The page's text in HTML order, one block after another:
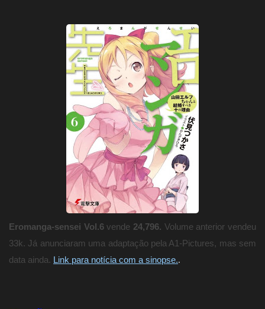
Eromanga-sensei Vol.6 vende 24,796. Volume anterior vendeu
33k. Já anunciaram uma adaptação pela A1-Pictures, mas sem
data ainda. Link para notícia com a sinopse..